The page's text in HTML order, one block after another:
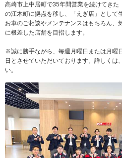
高崎市上中居町で35年間営業を続けてきた
の江木町に拠点を移し、「えぎ店」として
お車のご相談やメンテナンスはもちろん、
に根差した店舗を目指します。
※誠に勝手ながら、毎週月曜日または月曜
日とさせていただいております。詳しくは
い。